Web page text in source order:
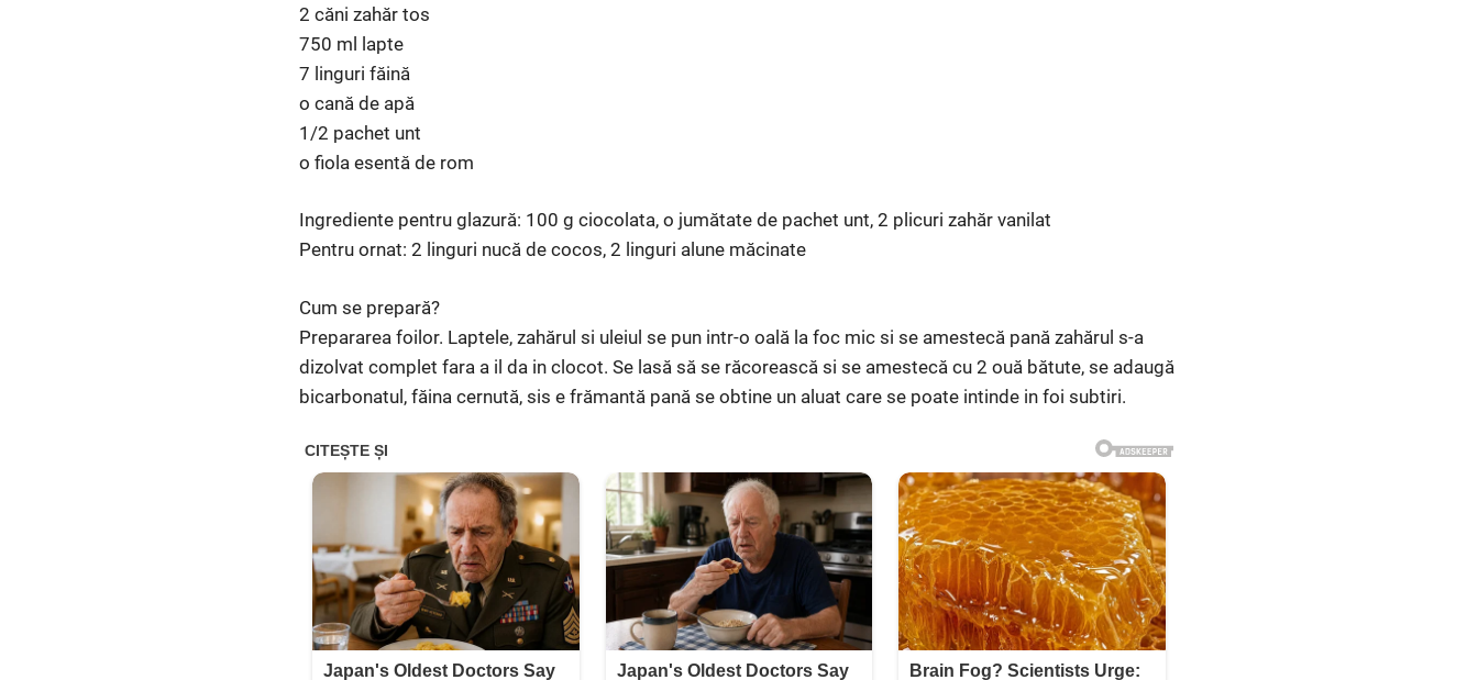
2 căni zahăr tos
750 ml lapte
7 linguri făină
o cană de apă
1/2 pachet unt
o fiola esentă de rom
Ingrediente pentru glazură: 100 g ciocolata, o jumătate de pachet unt, 2 plicuri zahăr vanilat
Pentru ornat: 2 linguri nucă de cocos, 2 linguri alune măcinate
Cum se prepară?
Prepararea foilor. Laptele, zahărul si uleiul se pun intr-o oală la foc mic si se amestecă pană zahărul s-a
dizolvat complet fara a il da in clocot. Se lasă să se răcorească si se amestecă cu 2 ouă bătute, se adaugă
bicarbonatul, făina cernută, sis e frămantă pană se obtine un aluat care se poate intinde in foi subtiri.